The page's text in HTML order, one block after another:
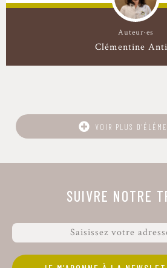
Auteur·es
Clémentine
VOIR PLUS
SUIVRE NOTRE